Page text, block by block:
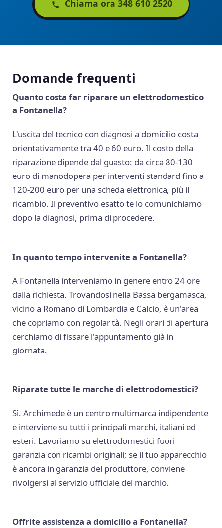
Chiama ora 348 610 2520
Domande frequenti
Quanto costa far riparare un elettrodomestico
a Fontanella?
L'uscita del tecnico con diagnosi a domicilio costa
orientativamente tra 40 e 60 euro. Il costo della
riparazione dipende dal guasto: da circa 80-130
euro di manodopera per interventi standard fino a
120-200 euro per una scheda elettronica, più il
ricambio. Il preventivo esatto te lo comunichiamo
dopo la diagnosi, prima di procedere.
In quanto tempo intervenite a Fontanella?
A Fontanella interveniamo in genere entro 24 ore
dalla richiesta. Trovandosi nella Bassa bergamasca,
vicino a Romano di Lombardia e Calcio, è un'area
che copriamo con regolarità. Negli orari di apertura
cerchiamo di fissare l'appuntamento già in
giornata.
Riparate tutte le marche di elettrodomestici?
Sì. Archimede è un centro multimarca indipendente
e interviene su tutti i principali marchi, italiani ed
esteri. Lavoriamo su elettrodomestici fuori
garanzia con ricambi originali; se il tuo apparecchio
è ancora in garanzia del produttore, conviene
rivolgersi al servizio ufficiale del marchio.
Offrite assistenza a domicilio a Fontanella?